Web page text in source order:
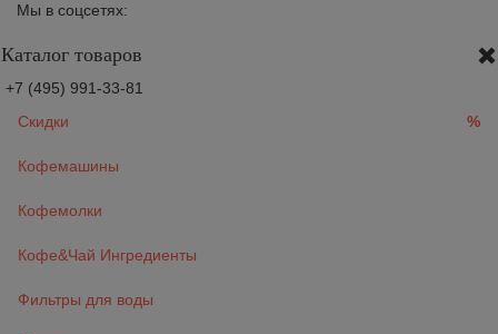
Мы в соцсетях:
Каталог товаров
+7 (495) 991-33-81
Скидки
%
Кофемашины
Кофемолки
Кофе&Чай Ингредиенты
Фильтры для воды